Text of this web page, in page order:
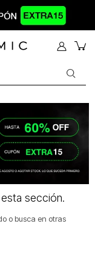
sección.
o busca en otras